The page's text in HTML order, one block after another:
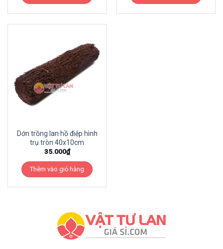
Dớn trồng lan hồ điệp hình
trụ tròn 40x10cm
35.000₫
Thêm vào giỏ hàng